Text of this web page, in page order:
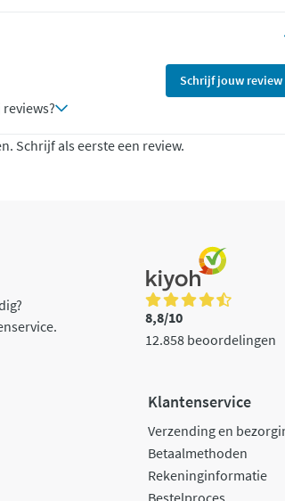
Schrijf jouw review
Schrijf als eerste een review.
8,8/10
12.858 beoordelingen
Klantenservice
Verzending en
Betaalmethoden
Rekeninginformatie